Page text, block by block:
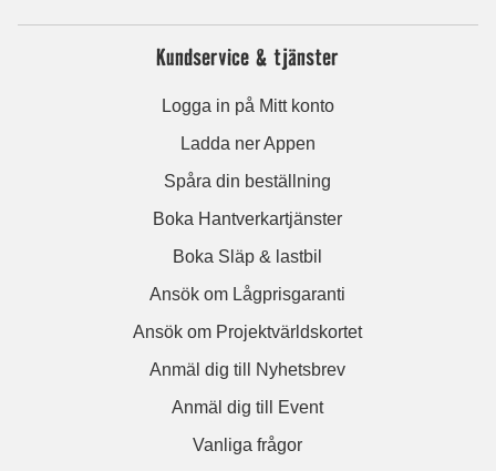
Kundservice & tjänster
Logga in på Mitt konto
Ladda ner Appen
Spåra din beställning
Boka Hantverkartjänster
Boka Släp & lastbil
Ansök om Lågprisgaranti
Ansök om Projektvärldskortet
Anmäl dig till Nyhetsbrev
Anmäl dig till Event
Vanliga frågor